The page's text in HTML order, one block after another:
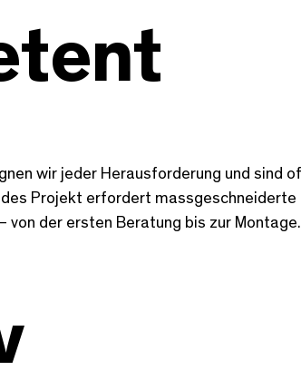
wir jeder Herausforderung und sind
Projekt erfordert massgeschneiderte
von der ersten Beratung bis zur Montage.